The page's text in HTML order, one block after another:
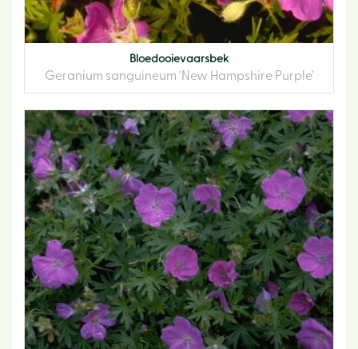
Bloedooievaarsbek
Geranium sanguineum 'New Hampshire Purple'